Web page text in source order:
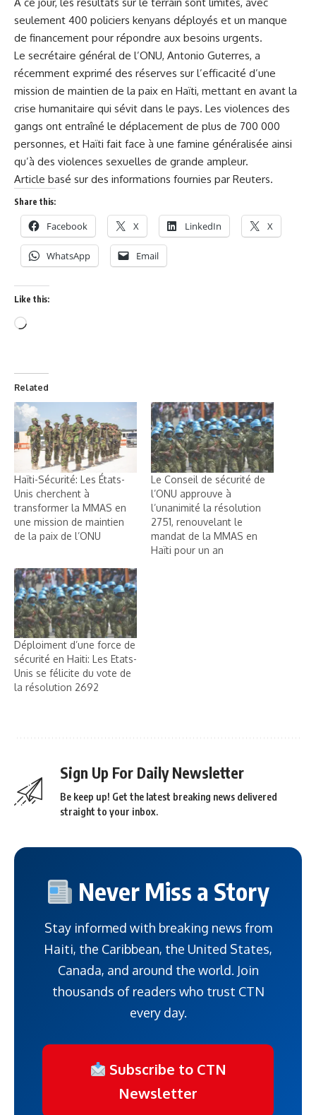
À ce jour, les résultats sur le terrain sont limités, avec
seulement 400 policiers kenyans déployés et un manque
de financement pour répondre aux besoins urgents.
Le secrétaire général de l’ONU, Antonio Guterres, a
récemment exprimé des réserves sur l’efficacité d’une
mission de maintien de la paix en Haïti, mettant en avant la
crise humanitaire qui sévit dans le pays. Les violences des
gangs ont entraîné le déplacement de plus de 700 000
personnes, et Haïti fait face à une famine généralisée ainsi
qu’à des violences sexuelles de grande ampleur.
Article basé sur des informations fournies par Reuters.
Share this:
Facebook X LinkedIn X
WhatsApp Email
Like this:
Related
Haïti-Sécurité: Les États-
Unis cherchent à
transformer la MMAS en
une mission de maintien
de la paix de l’ONU
Le Conseil de sécurité de
l’ONU approuve à
l’unanimité la résolution
2751, renouvelant le
mandat de la MMAS en
Haïti pour un an
Déploiment d’une force de
sécurité en Haiti: Les Etats-
Unis se félicite du vote de
la résolution 2692
Sign Up For Daily Newsletter
Be keep up! Get the latest breaking news delivered
straight to your inbox.
Never Miss a Story
Stay informed with breaking news from
Haiti, the Caribbean, the United States,
Canada, and around the world. Join
thousands of readers who trust CTN
every day.
Subscribe to CTN
Newsletter